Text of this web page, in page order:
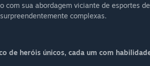
com sua abordagem viciante de esportes
complexas.
de heróis únicos, cada um com